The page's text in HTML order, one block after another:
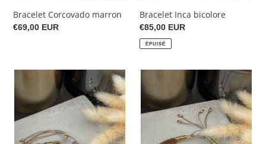
Bracelet Corcovado marron
Prix
€69,00 EUR
Bracelet Inca bicolore
Prix
normal
€85,00 EUR
ÉPUISÉ
Belize
tourmalines